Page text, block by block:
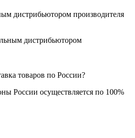
дистрибьютором производителя
дистрибьютором
товаров по России?
России осуществляется по 100%